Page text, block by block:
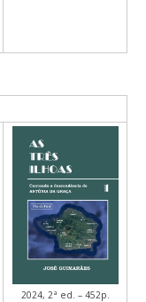
2024, 2ª ed. – 452p.